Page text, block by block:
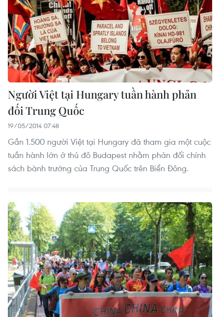
Người Việt tại Hungary tuần hành phản
đối Trung Quốc
19/05/2014 07:48
Gần 1.500 người Việt tại Hungary đã tham gia một cuộc
tuần hành lớn ở thủ đô Budapest nhằm phản đối chính
sách bành trướng của Trung Quốc trên Biển Đông.